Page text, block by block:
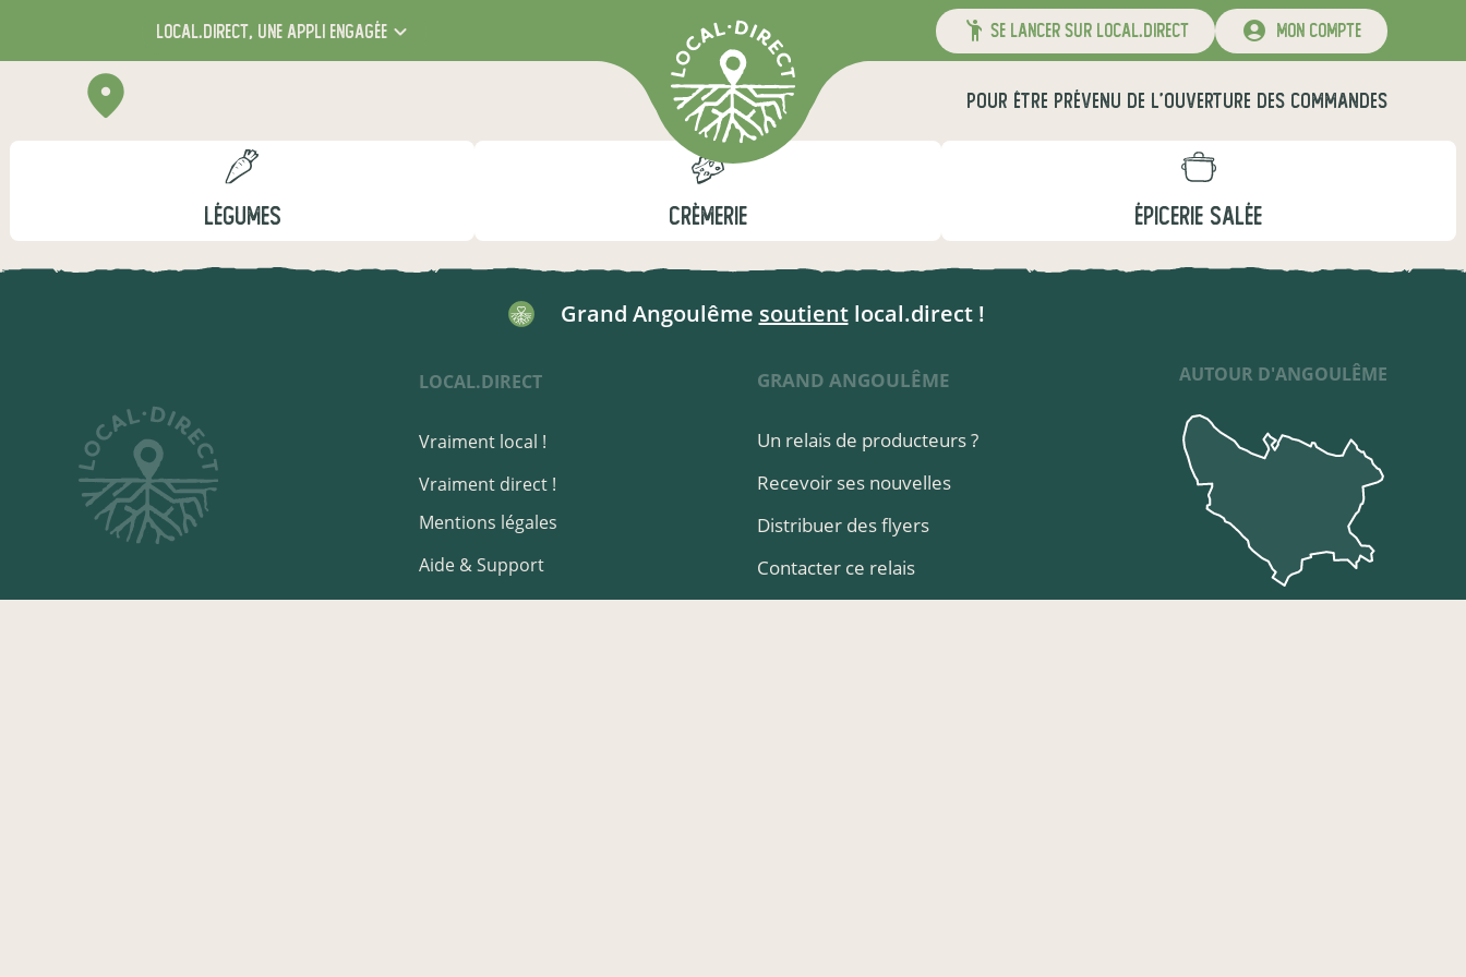
local.direct, une appli engagée se lancer sur local.direct mon compte
POUR ÊTRE PRÉVENU DE L'OUVERTURE DES COMMANDES
LÉGUMES CRÈMERIE ÉPICERIE SALÉE
Grand Angoulême soutientlocal.direct !
LOCAL.DIRECT
Vraiment local !
Vraiment direct !
Mentions légales
Aide & Support
GRAND ANGOULÊME
Un relais de producteurs ?
Recevoir ses nouvelles
Distribuer des flyers
Contacter ce relais
AUTOUR D'ANGOULÊME